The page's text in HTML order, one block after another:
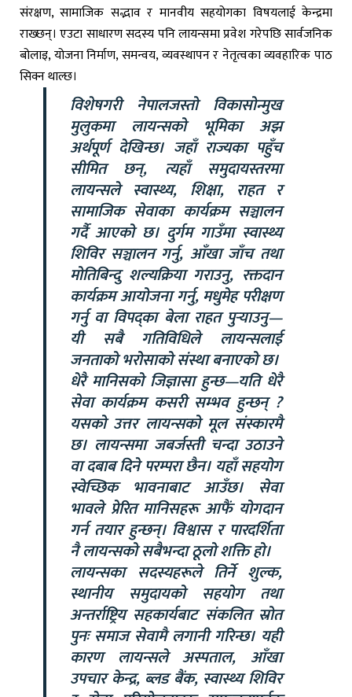
संरक्षण, सामाजिक सद्भाव र मानवीय सहयोगका विषयलाई केन्द्रमा
राख्छन्। एउटा साधारण सदस्य पनि लायन्समा प्रवेश गरेपछि सार्वजनिक
बोलाइ, योजना निर्माण, समन्वय, व्यवस्थापन र नेतृत्वका व्यवहारिक पाठ
सिक्न थाल्छ।
विशेषगरी नेपालजस्तो विकासोन्मुख
मुलुकमा लायन्सको भूमिका अझ
अर्थपूर्ण देखिन्छ। जहाँ राज्यका पहुँच
सीमित छन्, त्यहाँ समुदायस्तरमा
लायन्सले स्वास्थ्य, शिक्षा, राहत र
सामाजिक सेवाका कार्यक्रम सञ्चालन
गर्दै आएको छ। दुर्गम गाउँमा स्वास्थ्य
शिविर सञ्चालन गर्नु, आँखा जाँच तथा
मोतिबिन्दु शल्यक्रिया गराउनु, रक्तदान
कार्यक्रम आयोजना गर्नु, मधुमेह परीक्षण
गर्नु वा विपद्का बेला राहत पुर्‍याउनु—
यी सबै गतिविधिले लायन्सलाई
जनताको भरोसाको संस्था बनाएको छ।
धेरै मानिसको जिज्ञासा हुन्छ—यति धेरै
सेवा कार्यक्रम कसरी सम्भव हुन्छन् ?
यसको उत्तर लायन्सको मूल संस्कारमै
छ। लायन्समा जबर्जस्ती चन्दा उठाउने
वा दबाब दिने परम्परा छैन। यहाँ सहयोग
स्वेच्छिक भावनाबाट आउँछ। सेवा
भावले प्रेरित मानिसहरू आफैं योगदान
गर्न तयार हुन्छन्। विश्वास र पारदर्शिता
नै लायन्सको सबैभन्दा ठूलो शक्ति हो।
लायन्सका सदस्यहरूले तिर्ने शुल्क,
स्थानीय समुदायको सहयोग तथा
अन्तर्राष्ट्रिय सहकार्यबाट संकलित स्रोत
पुनः समाज सेवामै लगानी गरिन्छ। यही
कारण लायन्सले अस्पताल, आँखा
उपचार केन्द्र, ब्लड बैंक, स्वास्थ्य शिविर